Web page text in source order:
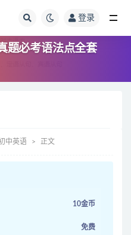
登录
题必考语法点全套
中英语 正文
10金币
免费